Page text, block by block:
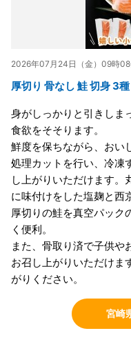
2026年07月24日（金）09時
厚切り 骨なし 鮭 切身 3
身がしっかりと引きしま
食欲をそそります。
鮮度を保ちながら、おい
処理カットを行い、冷凍
し上がりいただけます。
に味付けをした塩麹と西
厚切りの鮭を真空パック
く便利。
また、骨取り済で子供や
お召し上がりいただけま
がりください。
宮崎